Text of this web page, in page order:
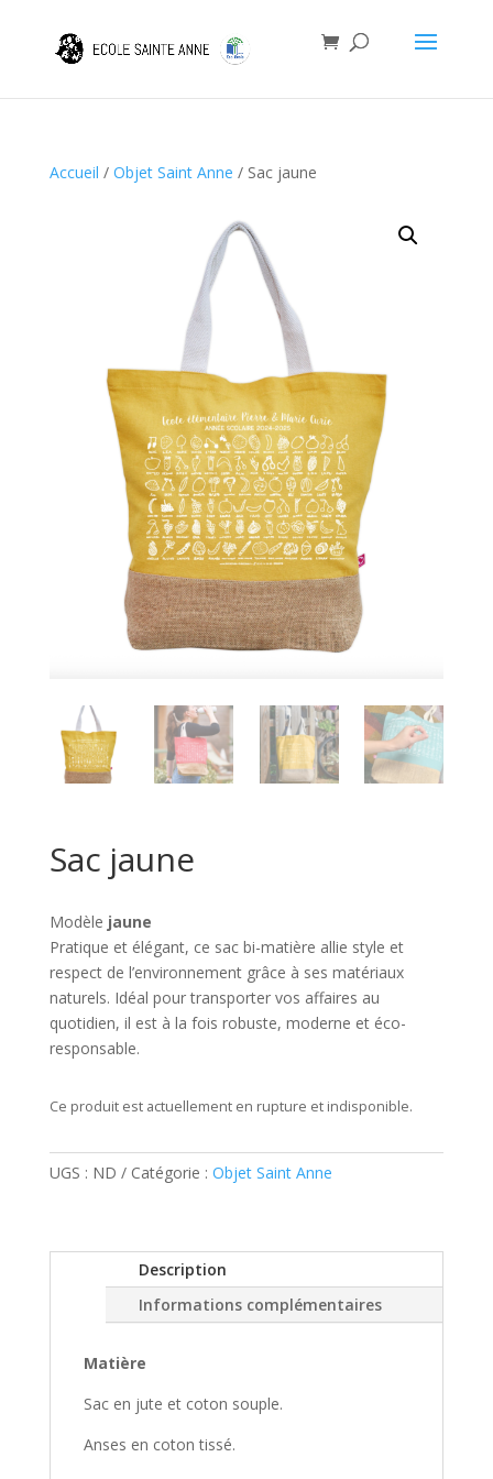
Accueil / Objet Saint Anne / Sac jaune
Sac jaune
Modèle jaune
Pratique et élégant, ce sac bi-matière allie style et
respect de l’environnement grâce à ses matériaux
naturels. Idéal pour transporter vos affaires au
quotidien, il est à la fois robuste, moderne et éco-
responsable.
Ce produit est actuellement en rupture et indisponible.
UGS : ND Catégorie : Objet Saint Anne
Description
Informations complémentaires
Matière
Sac en jute et coton souple.
Anses en coton tissé.